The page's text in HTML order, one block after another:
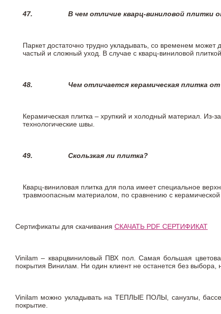
47. В чем отличие кварц-виниловой плитки
Паркет достаточно трудно укладывать, со временем
частый и сложный уход. В случае с кварц-виниловой
48. Чем отличается керамическая плитка
Керамическая плитка – хрупкий и холодный материал. Из-
технологические швы.
49. Скользкая ли плитка?
Кварц-виниловая плитка для пола имеет специальное
травмоопасным материалом, по сравнению с
Сертификаты для скачивания СКАЧАТЬ PDF СЕРТИФИКАТ
Vinilam – кварцвиниловый ПВХ пол. Самая большая
покрытия Винилам. Ни один клиент не останется без
Vinilam можно укладывать на ТЕПЛЫЕ ПОЛЫ, санузлы,
покрытие.